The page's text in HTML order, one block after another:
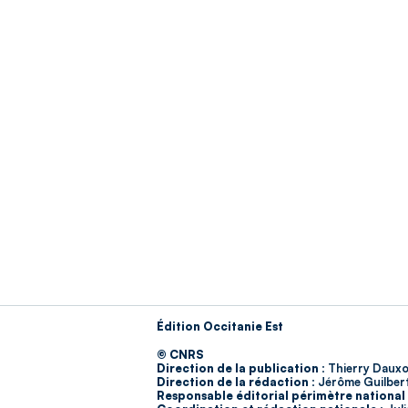
Édition Occitanie Est
© CNRS
Direction de la publication : Thierry
Direction de la rédaction : Jérôme
Responsable éditorial périmètre national